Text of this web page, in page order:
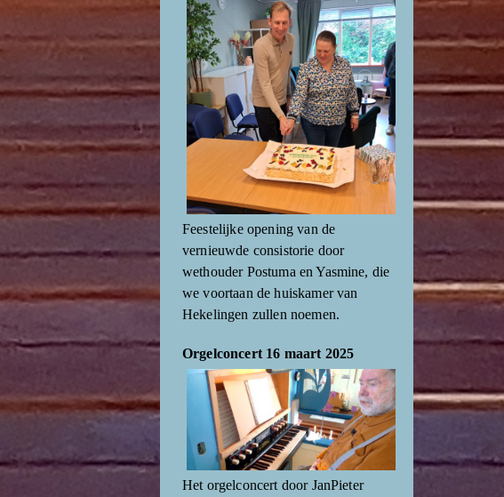
Feestelijke opening van de
vernieuwde consistorie door
wethouder Postuma en Yasmine, die
we voortaan de huiskamer van
Hekelingen zullen noemen.
Orgelconcert 16 maart 2025
Het orgelconcert door JanPieter